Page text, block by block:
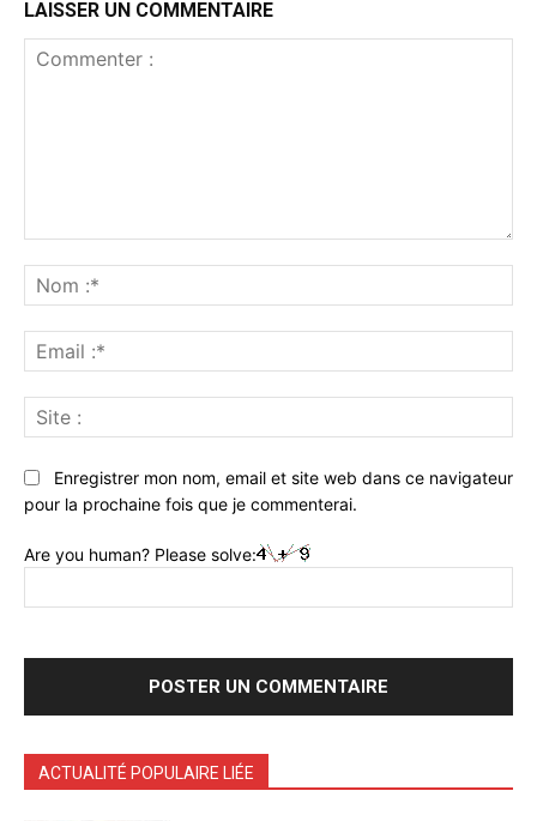
LAISSER UN COMMENTAIRE
:*
:*
:
Enregistrer mon nom, email et site web dans ce navigateur
pour la prochaine fois que je commenterai.
Are you human? Please solve:
ACTUALITÉ POPULAIRE LIÉE